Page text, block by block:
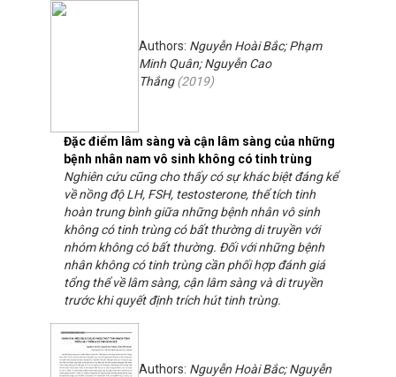
Đặc điểm lâm sàng và cận lâm sàng của những
bệnh nhân nam vô sinh không có tinh trùng
Authors: Nguyễn Hoài Bắc; Phạm
Minh Quân; Nguyễn Cao
Thắng(2019)
Nghiên cứu cũng cho thấy có sự khác biệt đáng kể
về nồng độ LH, FSH, testosterone, thể tích tinh
hoàn trung bình giữa những bệnh nhân vô sinh
không có tinh trùng có bất thường di truyền với
nhóm không có bất thường. Đối với những bệnh
nhân không có tinh trùng cần phối hợp đánh giá
tổng thể về lâm sàng, cận lâm sàng và di truyền
trước khi quyết định trích hút tinh trùng.
Authors: Nguyễn Hoài Bắc; Nguyễn